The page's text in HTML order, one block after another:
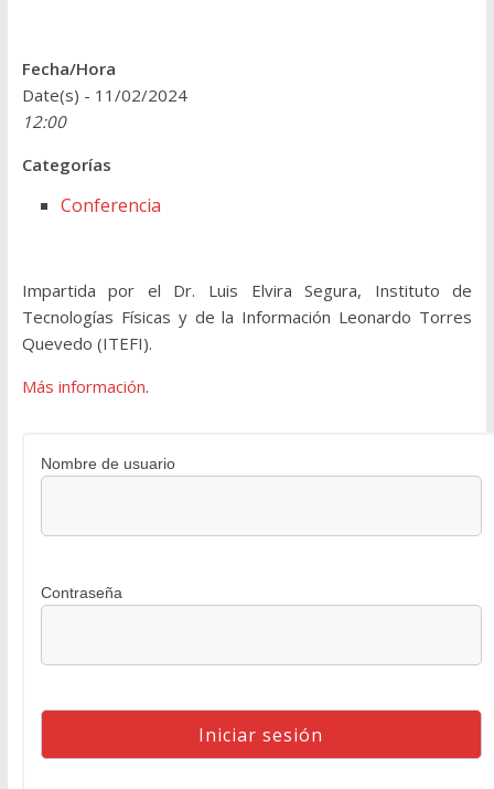
Fecha/Hora
Date(s) - 11/02/2024
12:00
Categorías
Conferencia
Impartida por el Dr. Luis Elvira Segura, Instituto de
Tecnologías Físicas y de la Información Leonardo Torres
Quevedo (ITEFI).
Más información.
Nombre de usuario
Contraseña